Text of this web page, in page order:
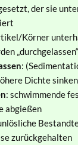
der sie
Körner
„durchgelassen“
:
Dichte
: schwimmende
abgießen
zurückgehalten